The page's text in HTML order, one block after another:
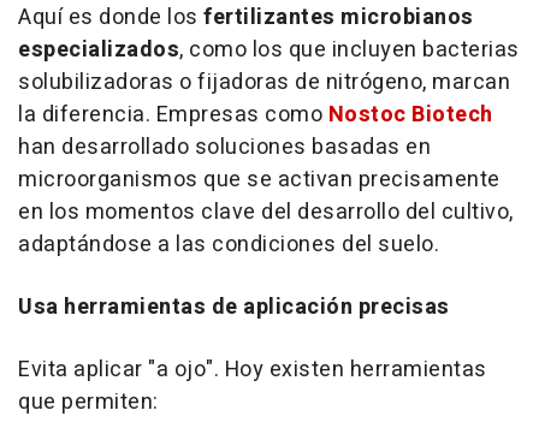
Aquí es donde los fertilizantes microbianos
especializados, como los que incluyen bacterias
solubilizadoras o fijadoras de nitrógeno, marcan
la diferencia. Empresas como Nostoc Biotech
han desarrollado soluciones basadas en
microorganismos que se activan precisamente
en los momentos clave del desarrollo del cultivo,
adaptándose a las condiciones del suelo.
Usa herramientas de aplicación precisas
Evita aplicar "a ojo". Hoy existen herramientas
que permiten: